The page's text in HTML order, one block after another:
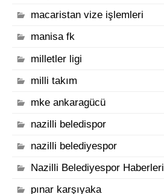
macaristan vize işlemleri
manisa fk
milletler ligi
milli takım
mke ankaragücü
nazilli beledispor
nazilli belediyespor
Nazilli Belediyespor Haberleri
pınar karşıyaka